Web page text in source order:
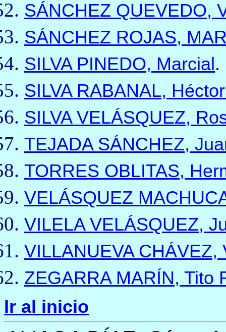
SÁNCHEZ QUEVEDO,
SÁNCHEZ ROJAS,
SILVA PINEDO, Marcial .
SILVA RABANAL,
SILVA VELÁSQUEZ,
TEJADA SÁNCHEZ,
TORRES OBLITAS,
VELÁSQUEZ
VILELA VELÁSQUEZ,
VILLANUEVA CHÁVEZ,
ZEGARRA MARÍN, Tito
Ir al inicio